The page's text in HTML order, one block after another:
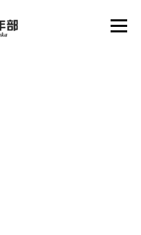
メニュ